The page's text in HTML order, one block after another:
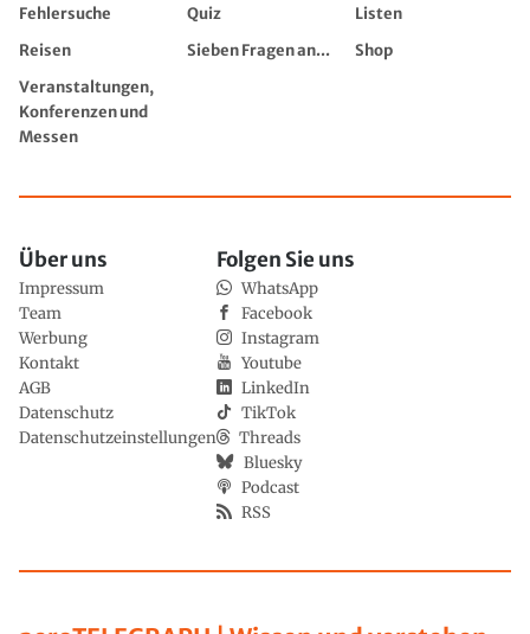
Fehlersuche
Quiz
Listen
Reisen
Sieben Fragen an...
Shop
Veranstaltungen,
Konferenzen und
Messen
Über uns
Impressum
Team
Werbung
Kontakt
AGB
Datenschutz
Datenschutzeinstellungen
Folgen Sie uns
WhatsApp
Facebook
Instagram
Youtube
LinkedIn
TikTok
Threads
Bluesky
Podcast
RSS